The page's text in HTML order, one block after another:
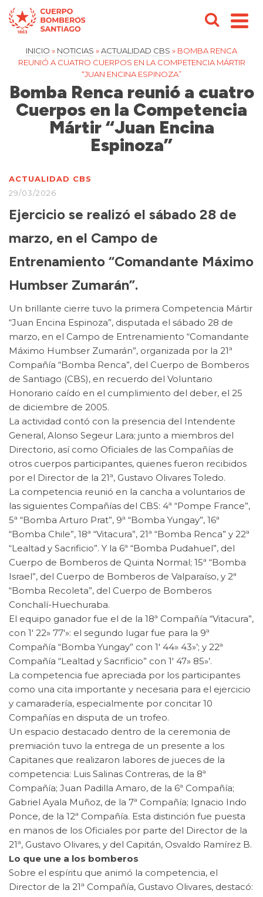
INICIO » NOTICIAS »ACTUALIDAD CBS » BOMBA RENCA
REUNIÓ A CUATRO CUERPOS EN LA COMPETENCIA MÁRTIR
“JUAN ENCINA ESPINOZA”
Bomba Renca reunió a cuatro
Cuerpos en la Competencia
Mártir “Juan Encina
Espinoza”
ACTUALIDAD CBS
29/03/2026
Ejercicio se realizó el sábado 28 de
marzo, en el Campo de
Entrenamiento “Comandante Máximo
Humbser Zumarán”.
Un brillante cierre tuvo la primera Competencia Mártir
“Juan Encina Espinoza”, disputada el sábado 28 de
marzo, en el Campo de Entrenamiento “Comandante
Máximo Humbser Zumarán”, organizada por la 21ª
Compañía “Bomba Renca”, del Cuerpo de Bomberos
de Santiago (CBS), en recuerdo del Voluntario
Honorario caído en el cumplimiento del deber, el 25
de diciembre de 2005.
La actividad contó con la presencia del Intendente
General, Alonso Segeur Lara; junto a miembros del
Directorio, así como Oficiales de las Compañías de
otros cuerpos participantes, quienes fueron recibidos
por el Director de la 21ª, Gustavo Olivares Toledo.
La competencia reunió en la cancha a voluntarios de
las siguientes Compañías del CBS: 4ª “Pompe France”,
5ª “Bomba Arturo Prat”, 9ª “Bomba Yungay”, 16ª
“Bomba Chile”, 18ª “Vitacura”, 21ª “Bomba Renca” y 22ª
“Lealtad y Sacrificio”. Y la 6ª “Bomba Pudahuel”, del
Cuerpo de Bomberos de Quinta Normal; 15ª “Bomba
Israel”, del Cuerpo de Bomberos de Valparaíso, y 2ª
“Bomba Recoleta”, del Cuerpo de Bomberos
Conchalí-Huechuraba.
El equipo ganador fue el de la 18ª Compañía “Vitacura”,
con 1′ 22» 77′»: el segundo lugar fue para la 9ª
Compañía “Bomba Yungay” con 1′ 44» 43»’; y 22ª
Compañía “Lealtad y Sacrificio” con 1′ 47» 85»’.
La competencia fue apreciada por los participantes
como una cita importante y necesaria para el ejercicio
y camaradería, especialmente por concitar 10
Compañías en disputa de un trofeo.
Un espacio destacado dentro de la ceremonia de
premiación tuvo la entrega de un presente a los
Capitanes que realizaron labores de jueces de la
competencia: Luis Salinas Contreras, de la 8ª
Compañía; Juan Padilla Amaro, de la 6ª Compañía;
Gabriel Ayala Muñoz, de la 7ª Compañía; Ignacio Indo
Ponce, de la 12ª Compañía. Esta distinción fue puesta
en manos de los Oficiales por parte del Director de la
21ª, Gustavo Olivares, y del Capitán, Osvaldo Ramírez B.
Lo que une a los bomberos
Sobre el espíritu que animó la competencia, el
Director de la 21ª Compañía, Gustavo Olivares, destacó: